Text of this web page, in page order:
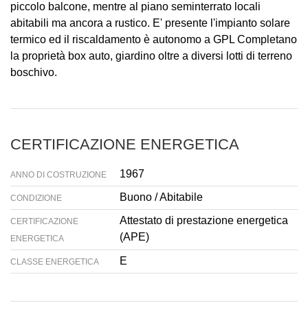
piccolo balcone, mentre al piano seminterrato locali
abitabili ma ancora a rustico. E' presente l'impianto solare
termico ed il riscaldamento è autonomo a GPL Completano
la proprietà box auto, giardino oltre a diversi lotti di terreno
boschivo.
CERTIFICAZIONE ENERGETICA
ANNO DI COSTRUZIONE 1967
CONDIZIONE Buono / Abitabile
CERTIFICAZIONE
ENERGETICA
Attestato di prestazione energetica
(APE)
CLASSE ENERGETICA E